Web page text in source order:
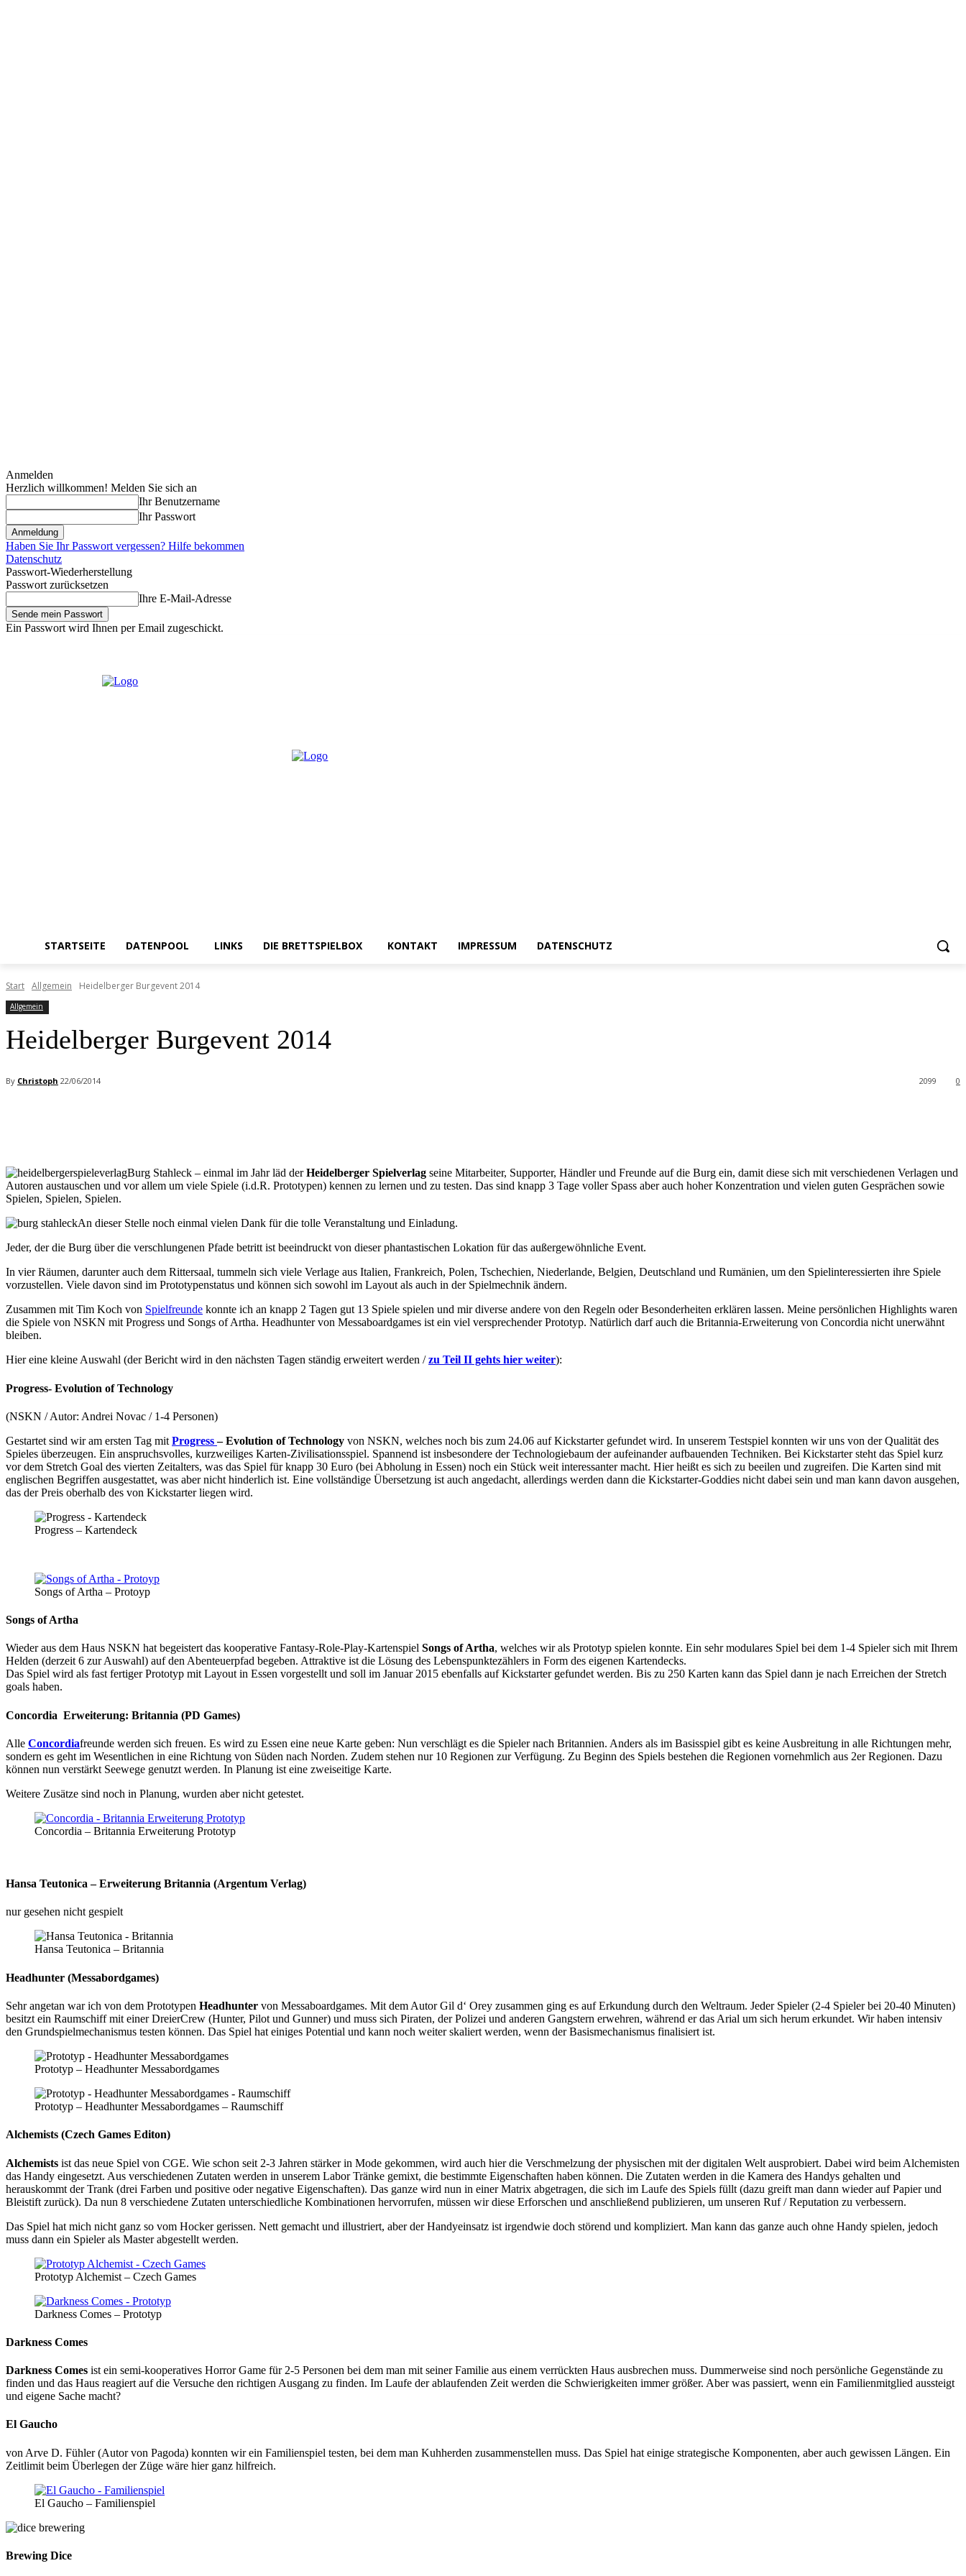
Anmelden
Herzlich willkommen! Melden Sie sich an
Ihr Benutzername
Ihr Passwort
Haben Sie Ihr Passwort vergessen? Hilfe bekommen
Datenschutz
Passwort-Wiederherstellung
Passwort zurücksetzen
Ihre E-Mail-Adresse
Ein Passwort wird Ihnen per Email zugeschickt.
STARTSEITE DATENPOOL LINKS DIE BRETTSPIELBOX KONTAKT IMPRESSUM DATENSCHUTZ
Start Allgemein Heidelberger Burgevent 2014
Allgemein
Heidelberger Burgevent 2014
By Christoph 22/06/2014 0
2099
Burg Stahleck – einmal im Jahr läd derHeidelberger Spielverlag seine Mitarbeiter, Supporter, Händler und Freunde auf die Burg ein, damit diese sich mit verschiedenen Verlagen und
Autoren austauschen und vor allem um viele Spiele (i.d.R. Prototypen) kennen zu lernen und zu testen. Das sind knapp 3 Tage voller Spass aber auch hoher Konzentration und vielen guten Gesprächen sowie
Spielen, Spielen, Spielen.
An dieser Stelle noch einmal vielen Dank für die tolle Veranstaltung und Einladung.
Jeder, der die Burg über die verschlungenen Pfade betritt ist beeindruckt von dieser phantastischen Lokation für das außergewöhnliche Event.
In vier Räumen, darunter auch dem Rittersaal, tummeln sich viele Verlage aus Italien, Frankreich, Polen, Tschechien, Niederlande, Belgien, Deutschland und Rumänien, um den Spielinteressierten ihre Spiele
vorzustellen. Viele davon sind im Prototypenstatus und können sich sowohl im Layout als auch in der Spielmechnik ändern.
Zusammen mit Tim Koch von Spielfreunde konnte ich an knapp 2 Tagen gut 13 Spiele spielen und mir diverse andere von den Regeln oder Besonderheiten erklären lassen. Meine persönlichen Highlights waren
die Spiele von NSKN mit Progress und Songs of Artha. Headhunter von Messaboardgames ist ein viel versprechender Prototyp. Natürlich darf auch die Britannia-Erweiterung von Concordia nicht unerwähnt
bleiben.
Hier eine kleine Auswahl (der Bericht wird in den nächsten Tagen ständig erweitert werden /zu Teil II gehts hier weiter):
Progress- Evolution of Technology
(NSKN / Autor: Andrei Novac / 1-4 Personen)
Gestartet sind wir am ersten Tag mit Progress– Evolution of Technology von NSKN, welches noch bis zum 24.06 auf Kickstarter gefundet wird. In unserem Testspiel konnten wir uns von der Qualität des
Spieles überzeugen. Ein anspruchsvolles, kurzweiliges Karten-Zivilisationsspiel. Spannend ist insbesondere der Technologiebaum der aufeinander aufbauenden Techniken. Bei Kickstarter steht das Spiel kurz
vor dem Stretch Goal des vierten Zeitalters, was das Spiel für knapp 30 Euro (bei Abholung in Essen) noch ein Stück weit interessanter macht. Hier heißt es sich zu beeilen und zugreifen. Die Karten sind mit
englischen Begriffen ausgestattet, was aber nicht hinderlich ist. Eine vollständige Übersetzung ist auch angedacht, allerdings werden dann die Kickstarter-Goddies nicht dabei sein und man kann davon ausgehen,
das der Preis oberhalb des von Kickstarter liegen wird.
Progress – Kartendeck
Songs of Artha – Protoyp
Songs of Artha
Wieder aus dem Haus NSKN hat begeistert das kooperative Fantasy-Role-Play-Kartenspiel Songs of Artha, welches wir als Prototyp spielen konnte. Ein sehr modulares Spiel bei dem 1-4 Spieler sich mit Ihrem
Helden (derzeit 6 zur Auswahl) auf den Abenteuerpfad begeben. Attraktive ist die Lösung des Lebenspunktezählers in Form des eigenen Kartendecks.
Das Spiel wird als fast fertiger Prototyp mit Layout in Essen vorgestellt und soll im Januar 2015 ebenfalls auf Kickstarter gefundet werden. Bis zu 250 Karten kann das Spiel dann je nach Erreichen der Stretch
goals haben.
Concordia Erweiterung: Britannia (PD Games)
Alle Concordiafreunde werden sich freuen. Es wird zu Essen eine neue Karte geben: Nun verschlägt es die Spieler nach Britannien. Anders als im Basisspiel gibt es keine Ausbreitung in alle Richtungen mehr,
sondern es geht im Wesentlichen in eine Richtung von Süden nach Norden. Zudem stehen nur 10 Regionen zur Verfügung. Zu Beginn des Spiels bestehen die Regionen vornehmlich aus 2er Regionen. Dazu
können nun verstärkt Seewege genutzt werden. In Planung ist eine zweiseitige Karte.
Weitere Zusätze sind noch in Planung, wurden aber nicht getestet.
Concordia – Britannia Erweiterung Prototyp
Hansa Teutonica – Erweiterung Britannia (Argentum Verlag)
nur gesehen nicht gespielt
Hansa Teutonica – Britannia
Headhunter (Messabordgames)
Sehr angetan war ich von dem Prototypen Headhunter von Messaboardgames. Mit dem Autor Gil d‘ Orey zusammen ging es auf Erkundung durch den Weltraum. Jeder Spieler (2-4 Spieler bei 20-40 Minuten)
besitzt ein Raumschiff mit einer DreierCrew (Hunter, Pilot und Gunner) und muss sich Piraten, der Polizei und anderen Gangstern erwehren, während er das Arial um sich herum erkundet. Wir haben intensiv
den Grundspielmechanismus testen können. Das Spiel hat einiges Potential und kann noch weiter skaliert werden, wenn der Basismechanismus finalisiert ist.
Prototyp – Headhunter Messabordgames
Prototyp – Headhunter Messabordgames – Raumschiff
Alchemists (Czech Games Editon)
Alchemists ist das neue Spiel von CGE. Wie schon seit 2-3 Jahren stärker in Mode gekommen, wird auch hier die Verschmelzung der physischen mit der digitalen Welt ausprobiert. Dabei wird beim Alchemisten
das Handy eingesetzt. Aus verschiedenen Zutaten werden in unserem Labor Tränke gemixt, die bestimmte Eigenschaften haben können. Die Zutaten werden in die Kamera des Handys gehalten und
herauskommt der Trank (drei Farben und positive oder negative Eigenschaften). Das ganze wird nun in einer Matrix abgetragen, die sich im Laufe des Spiels füllt (dazu greift man dann wieder auf Papier und
Bleistift zurück). Da nun 8 verschiedene Zutaten unterschiedliche Kombinationen hervorrufen, müssen wir diese Erforschen und anschließend publizieren, um unseren Ruf / Reputation zu verbessern.
Das Spiel hat mich nicht ganz so vom Hocker gerissen. Nett gemacht und illustriert, aber der Handyeinsatz ist irgendwie doch störend und kompliziert. Man kann das ganze auch ohne Handy spielen, jedoch
muss dann ein Spieler als Master abgestellt werden.
Prototyp Alchemist – Czech Games
Darkness Comes – Prototyp
Darkness Comes
Darkness Comes ist ein semi-kooperatives Horror Game für 2-5 Personen bei dem man mit seiner Familie aus einem verrückten Haus ausbrechen muss. Dummerweise sind noch persönliche Gegenstände zu
finden und das Haus reagiert auf die Versuche den richtigen Ausgang zu finden. Im Laufe der ablaufenden Zeit werden die Schwierigkeiten immer größer. Aber was passiert, wenn ein Familienmitglied aussteigt
und eigene Sache macht?
El Gaucho
von Arve D. Fühler (Autor von Pagoda) konnten wir ein Familienspiel testen, bei dem man Kuhherden zusammenstellen muss. Das Spiel hat einige strategische Komponenten, aber auch gewissen Längen. Ein
Zeitlimit beim Überlegen der Züge wäre hier ganz hilfreich.
El Gaucho – Familienspiel
Brewing Dice